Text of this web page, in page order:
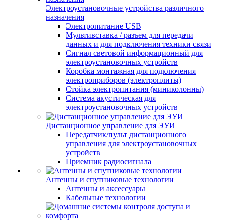
Электроустановочные устройства различного
назначения
Электропитание USB
Мультивставка / разъем для передачи
данных и для подключения техники связи
Сигнал световой информационный для
электроустановочных устройств
Коробка монтажная для подключения
электроприборов (электроплиты)
Стойка электропитания (миниколонны)
Система акустическая для
электроустановочных устройств
Дистанционное управление для ЭУИ
Передатчик/пульт дистанционного
управления для электроустановочных
устройств
Приемник радиосигнала
Антенны и спутниковые технологии
Антенны и аксессуары
Кабельные технологии